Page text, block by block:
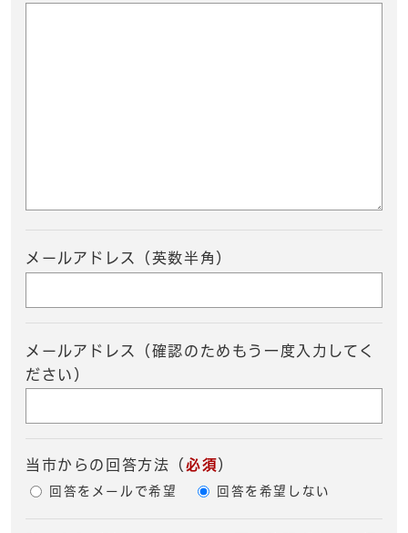
メールアドレス（英数半角）
メールアドレス（確認のためもう一度入力してく
ださい）
当市からの回答方法 （ 必須）
回答をメールで希望 回答を希望しない